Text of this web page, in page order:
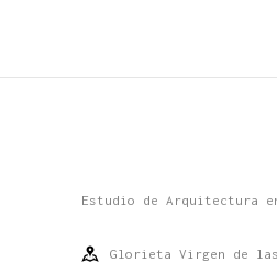
Estudio de Arquitectura
Glorieta Virgen de